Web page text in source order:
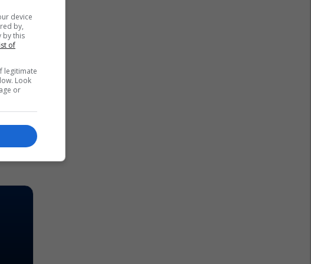
të
device
by,
by this
of
legitimate
Look
or